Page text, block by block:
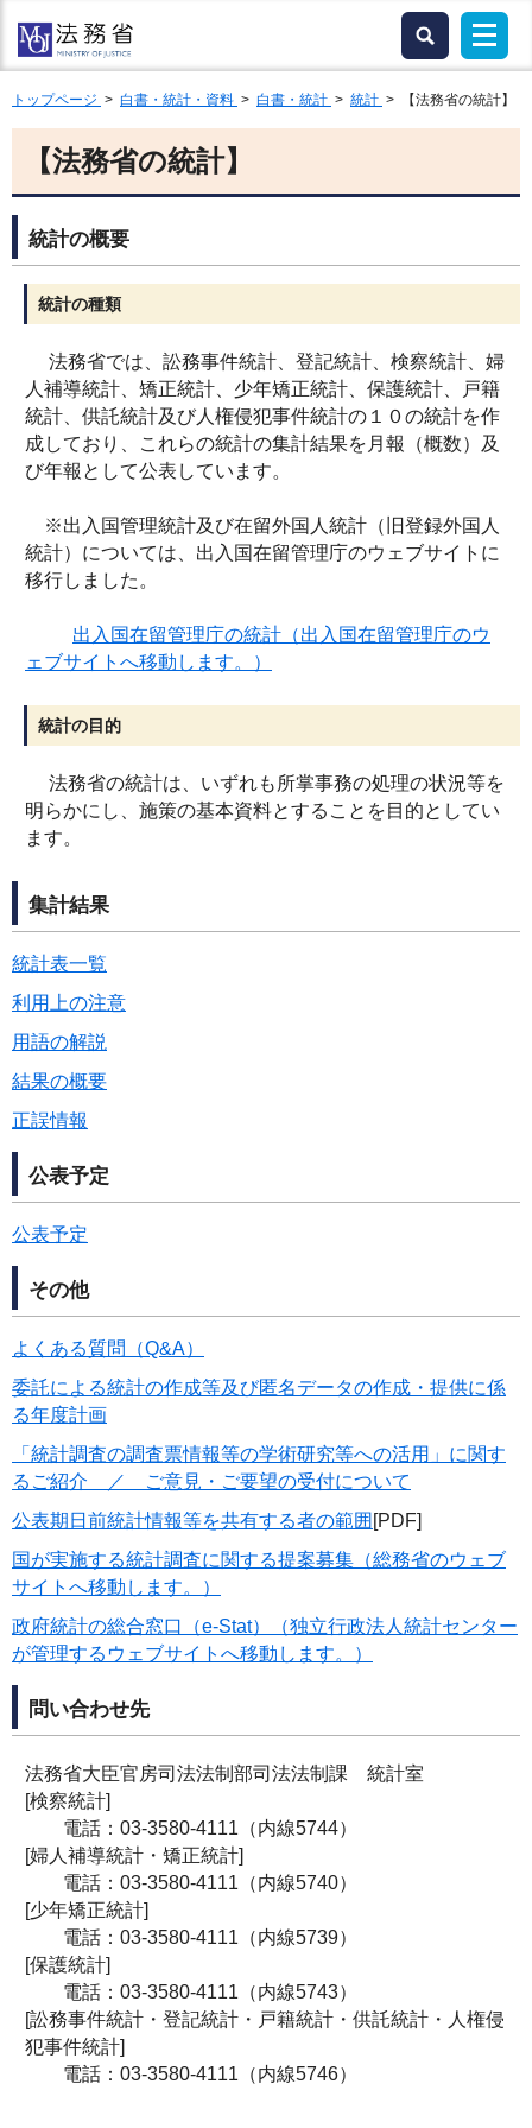
トップページ > 白書・統計・資料 > 白書・統計 > 統計 > 【法務省の統計】
【法務省の統計】
統計の概要
統計の種類
法務省では、訟務事件統計、登記統計、検察統計、婦
人補導統計、矯正統計、少年矯正統計、保護統計、戸籍
統計、供託統計及び人権侵犯事件統計の１０の統計を作
成しており、これらの統計の集計結果を月報（概数）及
び年報として公表しています。
※出入国管理統計及び在留外国人統計（旧登録外国人
統計）については、出入国在留管理庁のウェブサイトに
移行しました。
出入国在留管理庁の統計（出入国在留管理庁のウ
ェブサイトへ移動します。）
統計の目的
法務省の統計は、いずれも所掌事務の処理の状況等を
明らかにし、施策の基本資料とすることを目的としてい
ます。
集計結果
統計表一覧
利用上の注意
用語の解説
結果の概要
正誤情報
公表予定
公表予定
その他
よくある質問（Q&A）
委託による統計の作成等及び匿名データの作成・提供に係
る年度計画
「統計調査の調査票情報等の学術研究等への活用」に関す
るご紹介 ／ ご意見・ご要望の受付について
公表期日前統計情報等を共有する者の範囲 [PDF]
国が実施する統計調査に関する提案募集（総務省のウェブ
サイトへ移動します。）
政府統計の総合窓口（e-Stat）（独立行政法人統計センター
が管理するウェブサイトへ移動します。）
問い合わせ先
法務省大臣官房司法法制部司法法制課 統計室
[検察統計]
電話：03-3580-4111（内線5744）
[婦人補導統計・矯正統計]
電話：03-3580-4111（内線5740）
[少年矯正統計]
電話：03-3580-4111（内線5739）
[保護統計]
電話：03-3580-4111（内線5743）
[訟務事件統計・登記統計・戸籍統計・供託統計・人権侵
犯事件統計]
電話：03-3580-4111（内線5746）